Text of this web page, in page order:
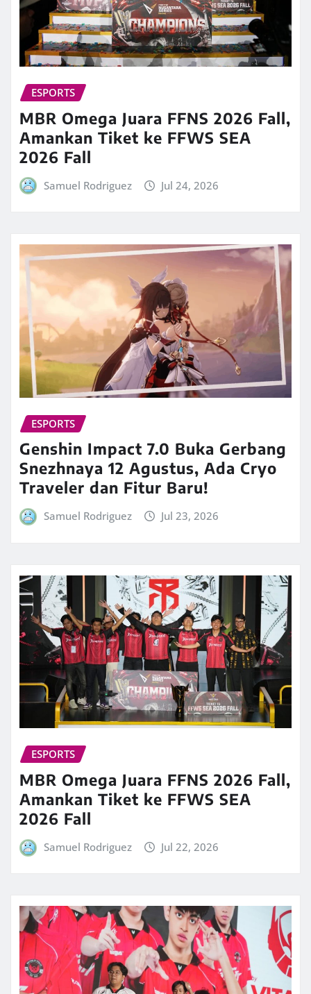
ESPORTS
MBR Omega Juara FFNS 2026 Fall,
Amankan Tiket ke FFWS SEA
2026 Fall
Samuel Rodriguez Jul 24, 2026
ESPORTS
Genshin Impact 7.0 Buka Gerbang
Snezhnaya 12 Agustus, Ada Cryo
Traveler dan Fitur Baru!
Samuel Rodriguez Jul 23, 2026
ESPORTS
MBR Omega Juara FFNS 2026 Fall,
Amankan Tiket ke FFWS SEA
2026 Fall
Samuel Rodriguez Jul 22, 2026